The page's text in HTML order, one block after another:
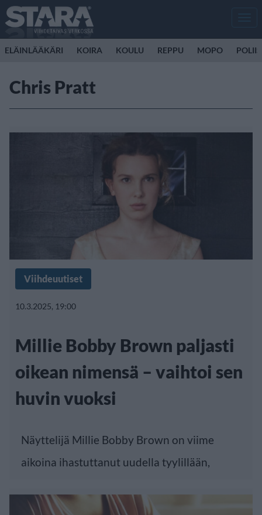
ELÄINLÄÄKÄRI KOIRA KOULU REPPU MOPO
Chris Pratt
Viihdeuutiset
10.3.2025, 19:00
Millie Bobby Brown paljasti
oikean nimensä – vaihtoi sen
huvin vuoksi
Näyttelijä Millie Bobby Brown on viime
aikoina ihastuttanut uudella tyylillään,